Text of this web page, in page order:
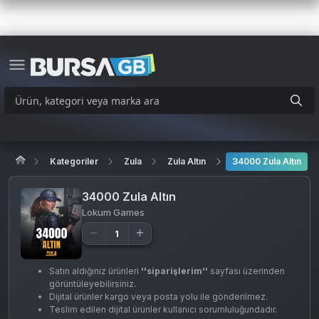
Kategoriler Zula Zula Altın 34000 Zula Altın
34000 Zula Altın
Lokum Games
Satın aldığınız ürünleri ''siparişlerim'' sayfası üzerinden
görüntüleyebilirsiniz.
Dijital ürünler kargo veya posta yolu ile gönderilmez.
Teslim edilen dijital ürünler kullanıcı sorumluluğundadır.